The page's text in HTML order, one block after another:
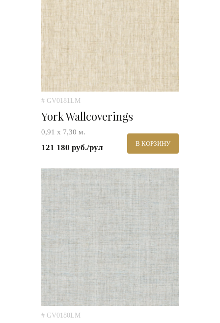
# GV0181LM
York Wallcoverings
0,91 х 7,30 м.
121 180 руб./рул В КОРЗИНУ
# GV0180LM